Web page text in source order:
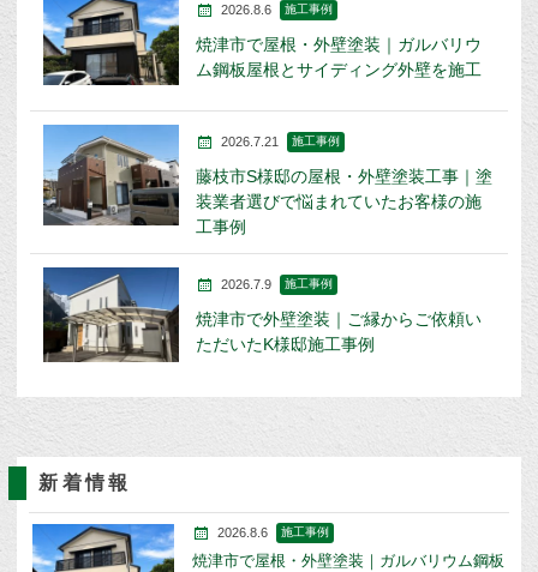
2026.8.6 施工事例
焼津市で屋根・外壁塗装｜ガルバリウ
ム鋼板屋根とサイディング外壁を施工
2026.7.21 施工事例
藤枝市S様邸の屋根・外壁塗装工事｜塗
装業者選びで悩まれていたお客様の施
工事例
2026.7.9 施工事例
焼津市で外壁塗装｜ご縁からご依頼い
ただいたK様邸施工事例
新着情報
2026.8.6 施工事例
焼津市で屋根・外壁塗装｜ガルバリウム鋼板